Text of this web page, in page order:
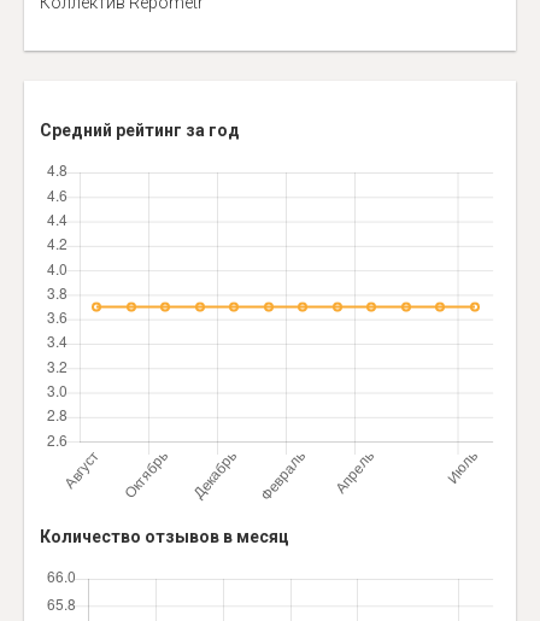
Средний рейтинг за год
Количество отзывов в месяц